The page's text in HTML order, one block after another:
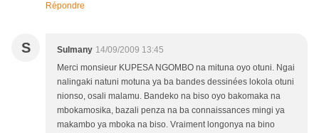
Répondre
S Sulmany 14/09/2009 13:45
Merci monsieur KUPESA NGOMBO na mituna oyo otuni. Ngai
nalingaki natuni motuna ya ba bandes dessinées lokola otuni
nionso, osali malamu. Bandeko na biso oyo bakomaka na
mbokamosika, bazali penza na ba connaissances mingi ya
makambo ya mboka na biso. Vraiment longonya na bino